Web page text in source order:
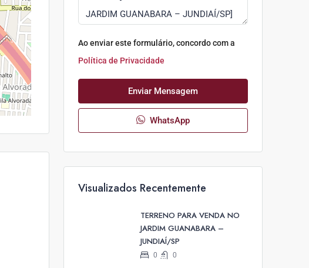
Ao enviar este formulário, concordo com a
Política de Privacidade
Enviar Mensagem
WhatsApp
Visualizados Recentemente
TERRENO PARA VENDA NO
JARDIM GUANABARA –
JUNDIAÍ/SP
0 0